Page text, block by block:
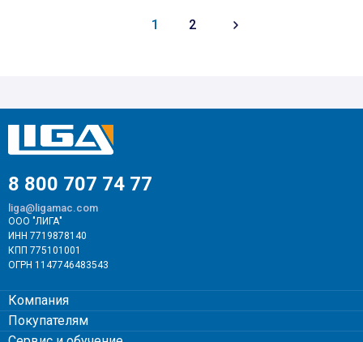
1 2
8 800 707 74 77
liga@ligamac.com
ООО "ЛИГА"
ИНН 7719878140
КПП 775101001
ОГРН 1147746483543
Компания
Покупателям